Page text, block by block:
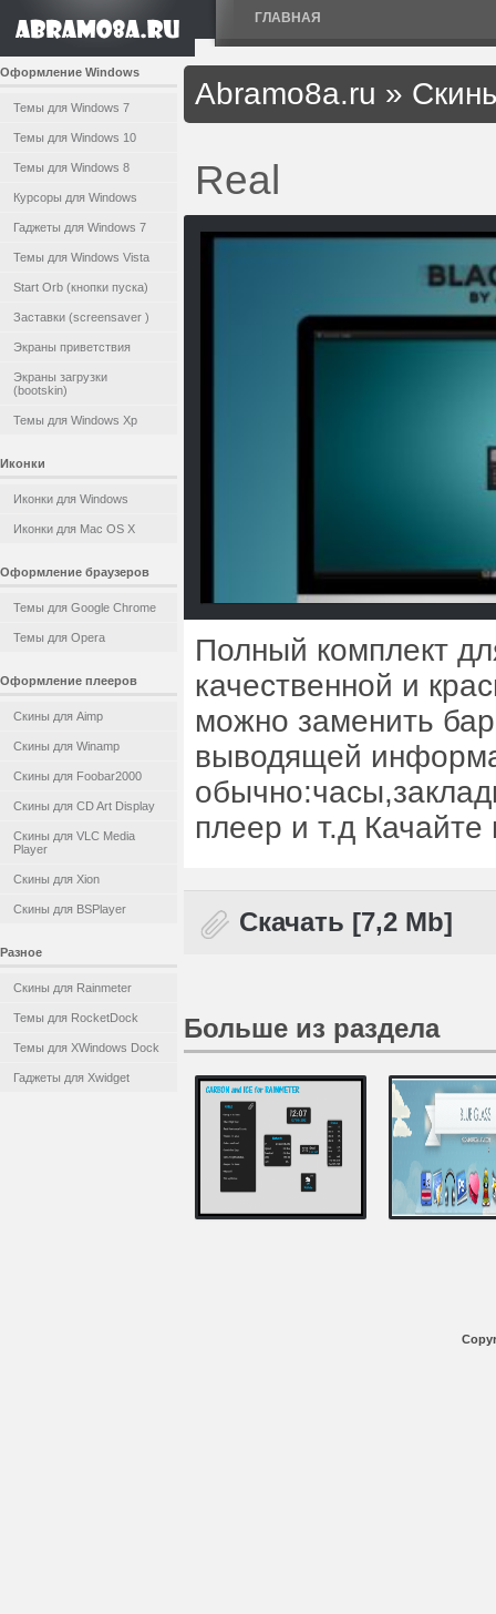
ГЛАВНАЯ
Оформление Windows
Темы для Windows 7
Темы для Windows 10
Темы для Windows 8
Курсоры для Windows
Гаджеты для Windows 7
Темы для Windows Vista
Start Orb (кнопки пуска)
Заставки (screensaver )
Экраны приветствия
Экраны загрузки
(bootskin)
Темы для Windows Xp
Иконки
Иконки для Windows
Иконки для Mac OS X
Оформление браузеров
Темы для Google Chrome
Темы для Opera
Оформление плееров
Скины для Aimp
Скины для Winamp
Скины для Foobar2000
Скины для CD Art Display
Скины для VLC Media
Player
Скины для Xion
Скины для BSPlayer
Разное
Скины для Rainmeter
Темы для RocketDock
Темы для XWindows Dock
Гаджеты для Xwidget
Abramo8a.ru »
Real
Полный комплект
качественной и
можно заменить
выводящей
плеер и т.д
Скачать [7,2 Mb]
Больше из раздела